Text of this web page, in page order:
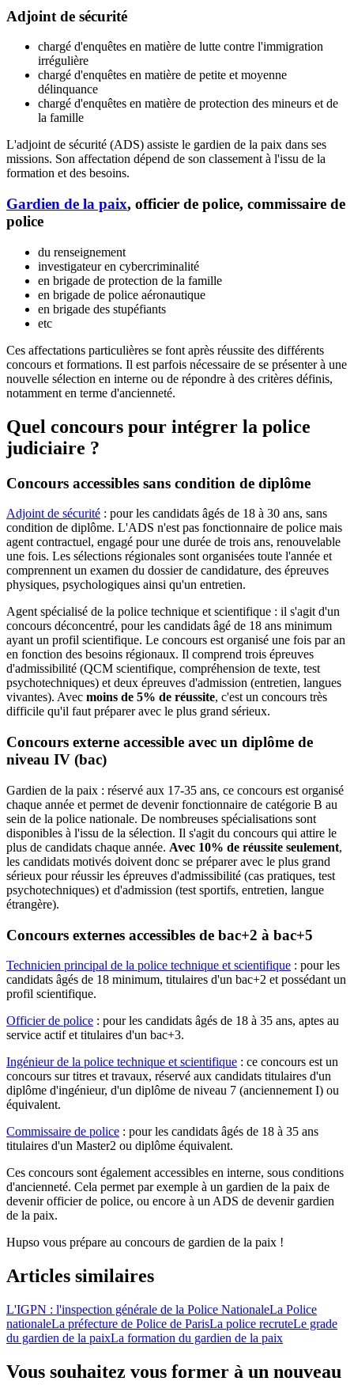
Adjoint de sécurité
chargé d'enquêtes en matière de lutte contre l'immigration
irrégulière
chargé d'enquêtes en matière de petite et moyenne
délinquance
chargé d'enquêtes en matière de protection des mineurs et de
la famille
L'adjoint de sécurité (ADS) assiste le gardien de la paix dans ses
missions. Son affectation dépend de son classement à l'issu de la
formation et des besoins.
Gardien de la paix, officier de police, commissaire de
police
du renseignement
investigateur en cybercriminalité
en brigade de protection de la famille
en brigade de police aéronautique
en brigade des stupéfiants
etc
Ces affectations particulières se font après réussite des différents
concours et formations. Il est parfois nécessaire de se présenter à une
nouvelle sélection en interne ou de répondre à des critères définis,
notamment en terme d'ancienneté.
Quel concours pour intégrer la police
judiciaire ?
Concours accessibles sans condition de diplôme
Adjoint de sécurité : pour les candidats âgés de 18 à 30 ans, sans
condition de diplôme. L'ADS n'est pas fonctionnaire de police mais
agent contractuel, engagé pour une durée de trois ans, renouvelable
une fois. Les sélections régionales sont organisées toute l'année et
comprennent un examen du dossier de candidature, des épreuves
physiques, psychologiques ainsi qu'un entretien.
Agent spécialisé de la police technique et scientifique : il s'agit d'un
concours déconcentré, pour les candidats âgé de 18 ans minimum
ayant un profil scientifique. Le concours est organisé une fois par an
en fonction des besoins régionaux. Il comprend trois épreuves
d'admissibilité (QCM scientifique, compréhension de texte, test
psychotechniques) et deux épreuves d'admission (entretien, langues
vivantes). Avec moins de 5% de réussite, c'est un concours très
difficile qu'il faut préparer avec le plus grand sérieux.
Concours externe accessible avec un diplôme de
niveau IV (bac)
Gardien de la paix : réservé aux 17-35 ans, ce concours est organisé
chaque année et permet de devenir fonctionnaire de catégorie B au
sein de la police nationale. De nombreuses spécialisations sont
disponibles à l'issu de la sélection. Il s'agit du concours qui attire le
plus de candidats chaque année. Avec 10% de réussite seulement,
les candidats motivés doivent donc se préparer avec le plus grand
sérieux pour réussir les épreuves d'admissibilité (cas pratiques, test
psychotechniques) et d'admission (test sportifs, entretien, langue
étrangère).
Concours externes accessibles de bac+2 à bac+5
Technicien principal de la police technique et scientifique : pour les
candidats âgés de 18 minimum, titulaires d'un bac+2 et possédant un
profil scientifique.
Officier de police : pour les candidats âgés de 18 à 35 ans, aptes au
service actif et titulaires d'un bac+3.
Ingénieur de la police technique et scientifique : ce concours est un
concours sur titres et travaux, réservé aux candidats titulaires d'un
diplôme d'ingénieur, d'un diplôme de niveau 7 (anciennement I) ou
équivalent.
Commissaire de police : pour les candidats âgés de 18 à 35 ans
titulaires d'un Master2 ou diplôme équivalent.
Ces concours sont également accessibles en interne, sous conditions
d'ancienneté. Cela permet par exemple à un gardien de la paix de
devenir officier de police, ou encore à un ADS de devenir gardien
de la paix.
Hupso vous prépare au concours de gardien de la paix !
Articles similaires
L'IGPN : l'inspection générale de la Police NationaleLa Police
nationaleLa préfecture de Police de ParisLa police recruteLe grade
du gardien de la paixLa formation du gardien de la paix
Vous souhaitez vous former à un nouveau